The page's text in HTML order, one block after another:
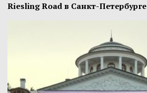
Riesling Road в Санкт-Петербурге